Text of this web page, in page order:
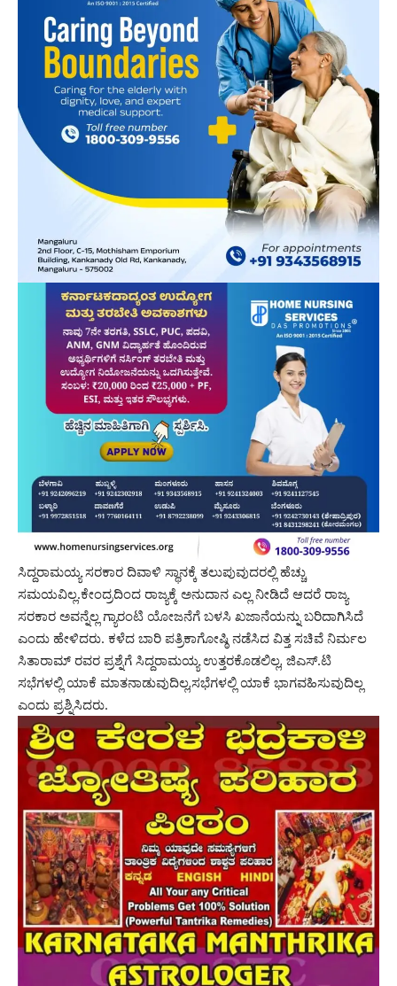
ಸಿದ್ದರಾಮಯ್ಯ ಸರಕಾರ ದಿವಾಳಿ ಸ್ಥಾನಕ್ಕೆ ತಲುಪುವುದರಲ್ಲಿ ಹೆಚ್ಚು
ಸಮಯವಿಲ್ಲ.ಕೇಂದ್ರದಿಂದ ರಾಜ್ಯಕ್ಕೆ ಅನುದಾನ ಎಲ್ಲ ನೀಡಿದೆ ಆದರೆ ರಾಜ್ಯ
ಸರಕಾರ ಅವನ್ನೆಲ್ಲ ಗ್ಯಾರಂಟಿ ಯೋಜನೆಗೆ ಬಳಸಿ ಖಜಾನೆಯನ್ನು ಬರಿದಾಗಿಸಿದೆ
ಎಂದು ಹೇಳಿದರು. ಕಳೆದ ಬಾರಿ ಪತ್ರಿಕಾಗೋಷ್ಠಿ ನಡೆಸಿದ ವಿತ್ತ ಸಚಿವೆ ನಿರ್ಮಲ
ಸಿತಾರಾಮ್ ರವರ ಪ್ರಶ್ನೆಗೆ ಸಿದ್ದರಾಮಯ್ಯ ಉತ್ತರಕೊಡಲಿಲ್ಲ, ಜಿಎಸ್.ಟಿ
ಸಭೆಗಳಲ್ಲಿ ಯಾಕೆ ಮಾತನಾಡುವುದಿಲ್ಲ,ಸಭೆಗಳಲ್ಲಿ ಯಾಕೆ ಭಾಗವಹಿಸುವುದಿಲ್ಲ
ಎಂದು ಪ್ರಶ್ನಿಸಿದರು.